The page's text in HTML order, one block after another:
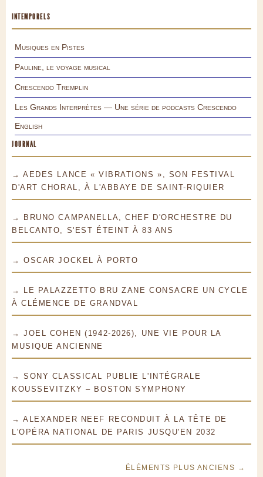
INTEMPORELS
Musiques en Pistes
Pauline, le voyage musical
Crescendo Tremplin
Les Grands Interprètes — Une série de podcasts Crescendo
English
JOURNAL
→ AEDES LANCE « VIBRATIONS », SON FESTIVAL
D'ART CHORAL, À L'ABBAYE DE SAINT-RIQUIER
→ BRUNO CAMPANELLA, CHEF D'ORCHESTRE DU
BELCANTO, S'EST ÉTEINT À 83 ANS
→ OSCAR JOCKEL À PORTO
→ LE PALAZZETTO BRU ZANE CONSACRE UN CYCLE
À CLÉMENCE DE GRANDVAL
→ JOEL COHEN (1942-2026), UNE VIE POUR LA
MUSIQUE ANCIENNE
→ SONY CLASSICAL PUBLIE L'INTÉGRALE
KOUSSEVITZKY – BOSTON SYMPHONY
→ ALEXANDER NEEF RECONDUIT À LA TÊTE DE
L'OPÉRA NATIONAL DE PARIS JUSQU'EN 2032
ÉLÉMENTS PLUS ANCIENS →